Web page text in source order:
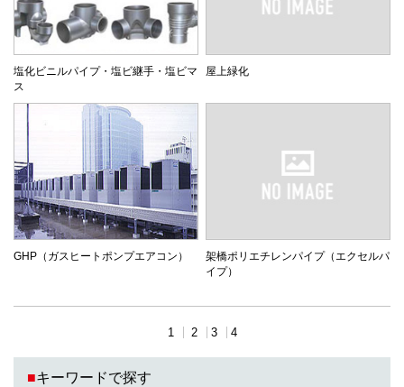
塩化ビニルパイプ・塩ビ継手・塩ビマ
ス
屋上緑化
GHP（ガスヒートポンプエアコン）
架橋ポリエチレンパイプ（エクセルパ
イプ）
1 2 3 4
■キーワードで探す